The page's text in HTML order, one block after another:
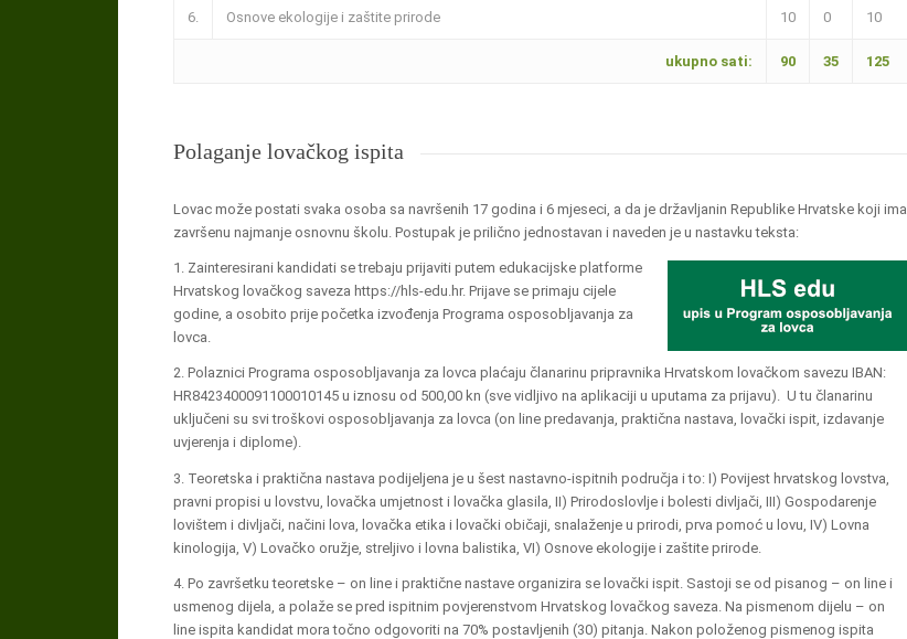
6. Osnove ekologije i zaštite prirode 10 0 10
ukupno sati: 90 35 125
Polaganje lovačkog ispita
Lovac može postati svaka osoba sa navršenih 17 godina i 6 mjeseci, a da je državljanin Republike Hrvatske koji ima
završenu najmanje osnovnu školu. Postupak je prilično jednostavan i naveden je u nastavku teksta:
1. Zainteresirani kandidati se trebaju prijaviti putem edukacijske platforme
Hrvatskog lovačkog saveza https://hls-edu.hr. Prijave se primaju cijele
godine, a osobito prije početka izvođenja Programa osposobljavanja za
lovca.
2. Polaznici Programa osposobljavanja za lovca plaćaju članarinu pripravnika Hrvatskom lovačkom savezu IBAN:
HR8423400091100010145 u iznosu od 500,00 kn (sve vidljivo na aplikaciji u uputama za prijavu). U tu članarinu
uključeni su svi troškovi osposobljavanja za lovca (on line predavanja, praktična nastava, lovački ispit, izdavanje
uvjerenja i diplome).
3. Teoretska i praktična nastava podijeljena je u šest nastavno-ispitnih područja i to: I) Povijest hrvatskog lovstva,
pravni propisi u lovstvu, lovačka umjetnost i lovačka glasila, II) Prirodoslovlje i bolesti divljači, III) Gospodarenje
lovištem i divljači, načini lova, lovačka etika i lovački običaji, snalaženje u prirodi, prva pomoć u lovu, IV) Lovna
kinologija, V) Lovačko oružje, streljivo i lovna balistika, VI) Osnove ekologije i zaštite prirode.
4. Po završetku teoretske – on line i praktične nastave organizira se lovački ispit. Sastoji se od pisanog – on line i
usmenog dijela, a polaže se pred ispitnim povjerenstvom Hrvatskog lovačkog saveza. Na pismenom dijelu – on
line ispita kandidat mora točno odgovoriti na 70% postavljenih (30) pitanja. Nakon položenog pismenog ispita